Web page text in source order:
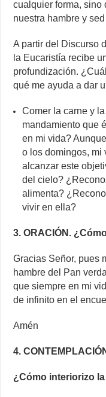
cualquier forma, sino
nuestra hambre y
A partir del Discurso
la Eucaristía recibe
profundización.
qué me ayuda a dar
Comer la carne y
mandamiento que
en mi vida?
o los domingos, mi
alcanzar este
del cielo?
alimenta?
vivir en ella?
3. ORACIÓN.
Gracias Señor, pues
hambre del Pan
que siempre en mi
de infinito en el
Amén
4.
¿Cómo interiorizo